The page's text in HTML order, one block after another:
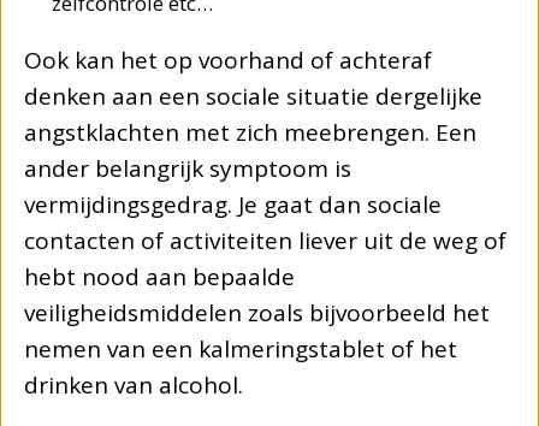
Ook kan het op voorhand of achteraf
denken aan een sociale situatie dergelijke
angstklachten met zich meebrengen. Een
ander belangrijk symptoom is
vermijdingsgedrag. Je gaat dan sociale
contacten of activiteiten liever uit de weg of
hebt nood aan bepaalde
veiligheidsmiddelen zoals bijvoorbeeld het
nemen van een kalmeringstablet of het
drinken van alcohol.